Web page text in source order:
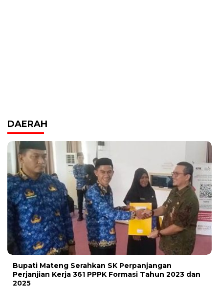
DAERAH
Bupati Mateng Serahkan SK Perpanjangan
Perjanjian Kerja 361 PPPK Formasi Tahun 2023 dan
2025